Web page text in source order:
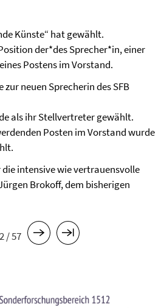
Künste“ hat gewählt.
der*des Sprecher*in, einer
Postens im Vorstand.
neuen Sprecherin des SFB
als ihr Stellvertreter gewählt.
Posten im Vorstand wurde
intensive wie vertrauensvolle
Brokoff, dem bisherigen
/ 57